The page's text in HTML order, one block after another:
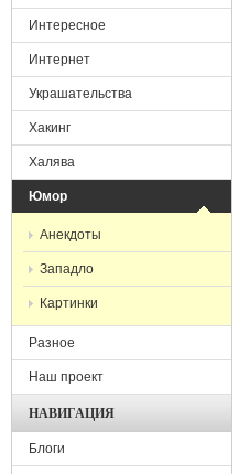
Интересное
Интернет
Украшательства
Хакинг
Халява
Юмор
Анекдоты
Западло
Картинки
Разное
Наш проект
НАВИГАЦИЯ
Блоги